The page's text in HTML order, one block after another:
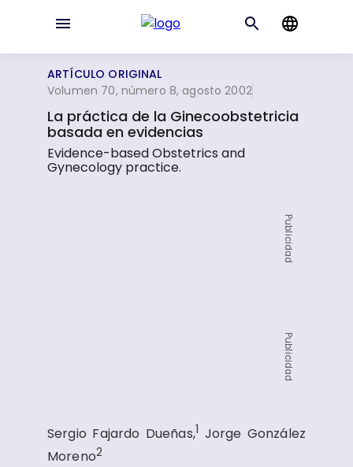
ARTÍCULO ORIGINAL
Volumen 70, número 8, agosto 2002
La práctica de la Ginecoobstetricia
basada en evidencias
Evidence-based Obstetrics and
Gynecology practice.
Publicidad
Publicidad
Sergio Fajardo Dueñas,1 Jorge González
Moreno2